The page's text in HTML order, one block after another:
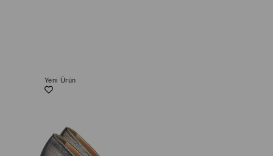
Yeni Ürün